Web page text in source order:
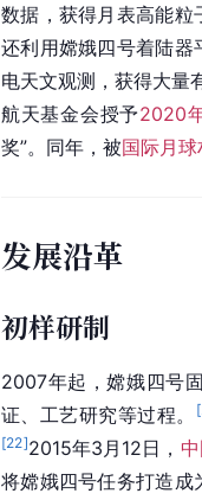
数据，获得月表高能粒
还利用嫦娥四号着陆器
电天文观测，获得大量
航天基金会授予2020
奖”。同年，被国际月
发展沿革
初样研制
2007年起，嫦娥四号
证、工艺研究等过程。
[
[22]2015年3月12日，
将嫦娥四号任务打造